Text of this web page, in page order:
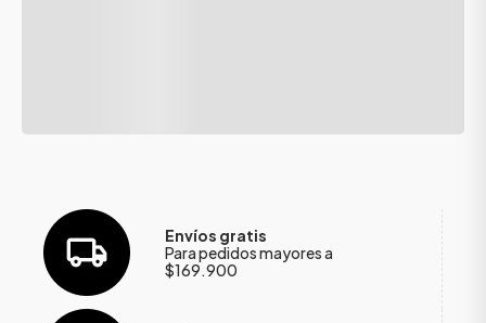
Envíos gratis
Para pedidos mayores a
$169.900